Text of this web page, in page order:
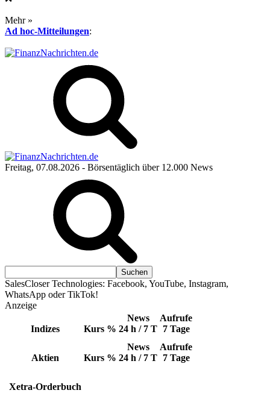
Mehr »
Ad hoc-Mitteilungen:
Freitag, 07.08.2026 - Börsentäglich über 12.000 News
SalesCloser Technologies: Facebook, YouTube, Instagram,
WhatsApp oder TikTok!
Anzeige
Indizes Kurs %
News
24 h / 7 T
Aufrufe
7 Tage
Aktien Kurs %
News
24 h / 7 T
Aufrufe
7 Tage
Xetra-Orderbuch